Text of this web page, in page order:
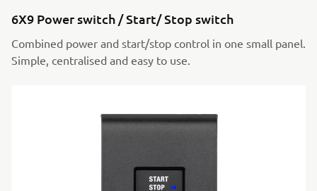
6X9 Power switch / Start/ Stop switch
Combined power and start/stop control in one small panel.
Simple, centralised and easy to use.